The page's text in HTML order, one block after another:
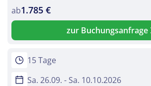
Kur in Swinemünde
Twitter
ab1.785 €
zur Buchungsanfrage
15 Tage
Sa. 26.09. - Sa. 10.10.2026